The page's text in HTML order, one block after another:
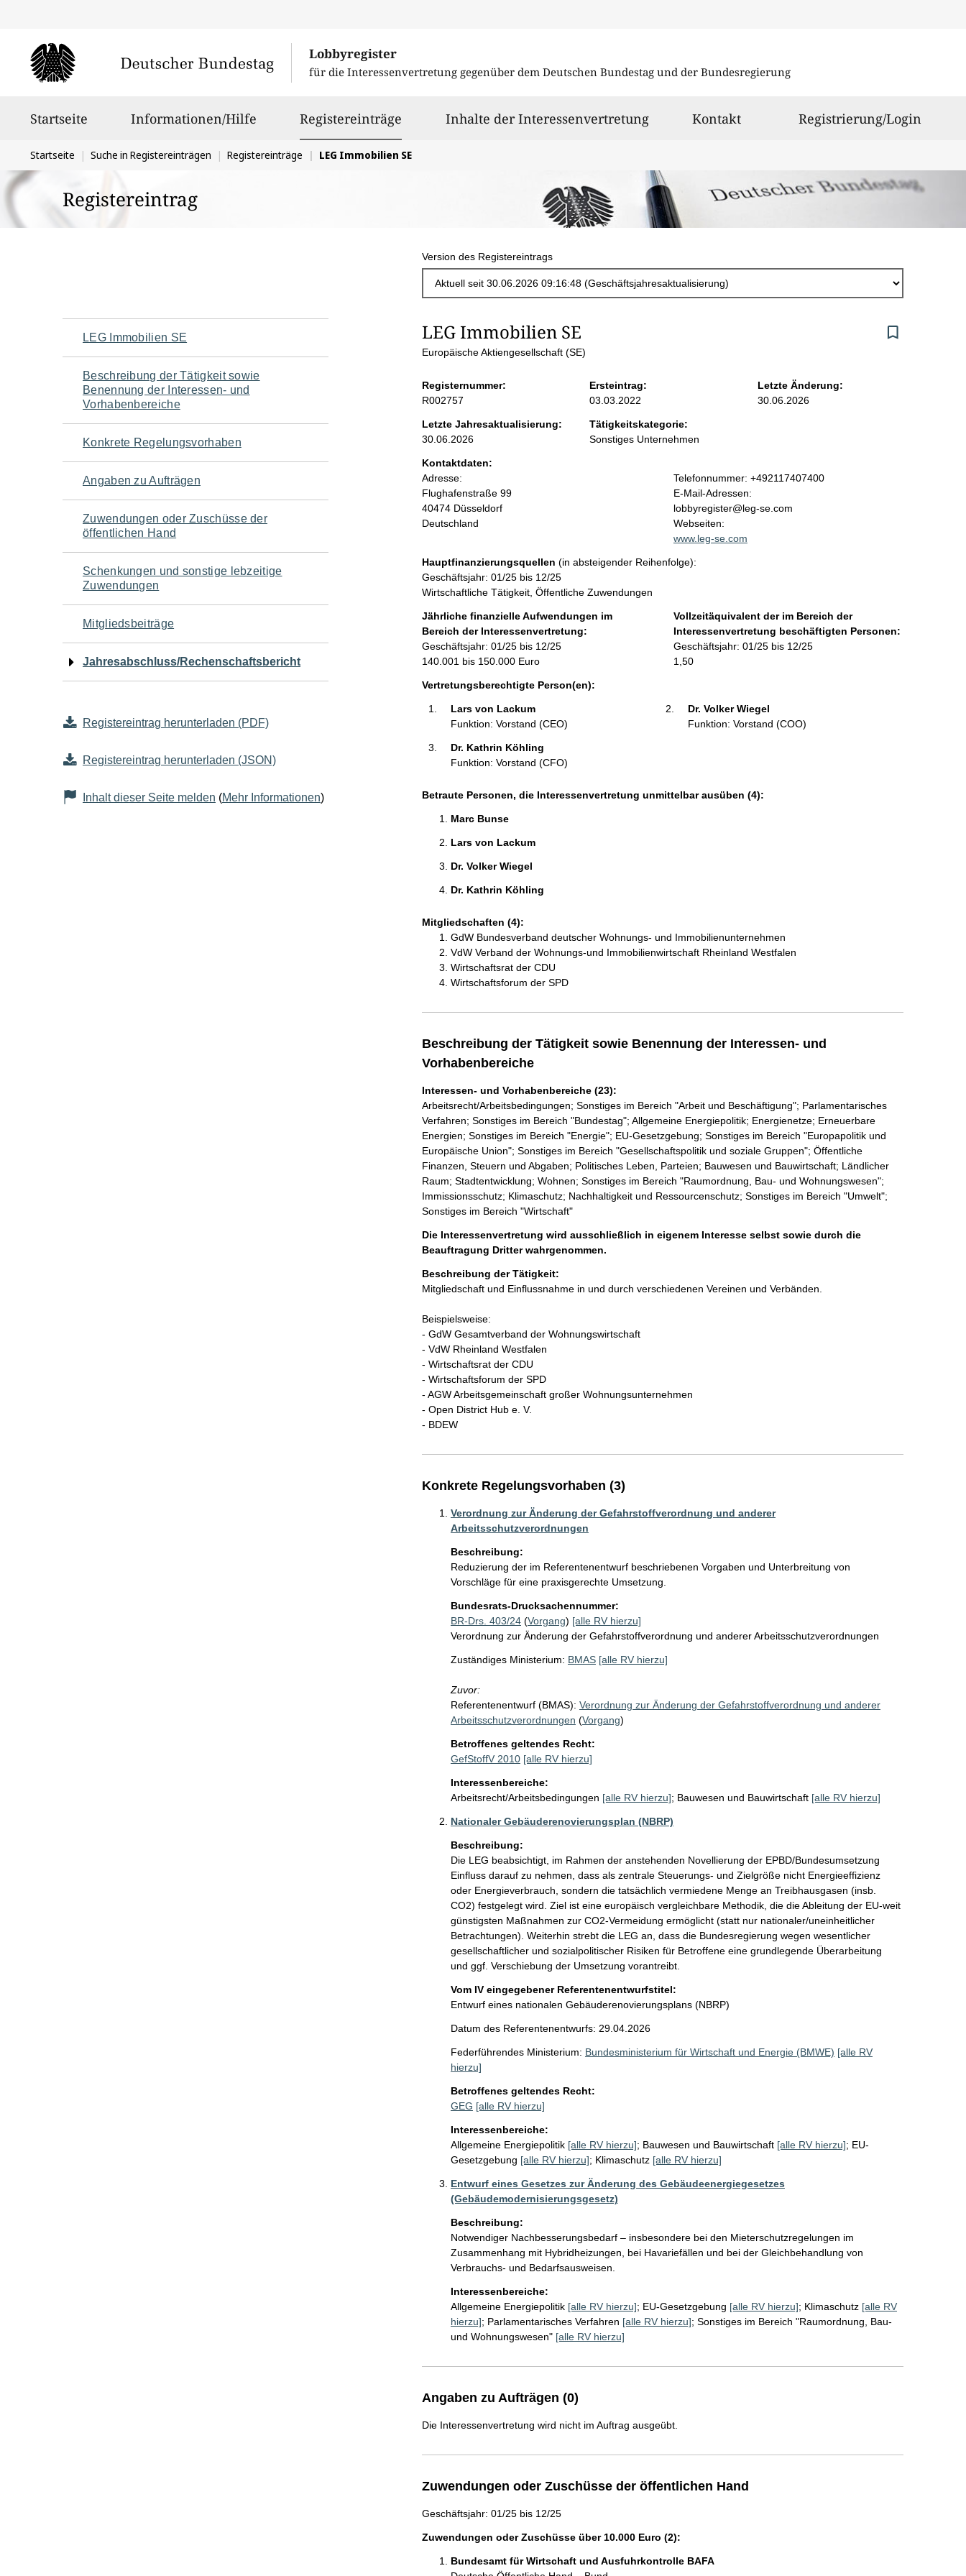
Lobbyregister
für die Interessenvertretung gegenüber dem Deutschen Bundestag und der Bundesregierung
Startseite Informationen/Hilfe Registereinträge ausgewähltInhalte der Interessenvertretung Kontakt Registrierung/Login
Sie
befinden
sich
hier:
Startseite Suche in Registereinträgen Registereinträge LEG Immobilien SE
Registereintrag
Version des Registereintrags
Navigation
für
den
Seiteninhalt
LEG Immobilien SE
Beschreibung der Tätigkeit sowie
Benennung der Interessen- und
Vorhabenbereiche
Konkrete Regelungsvorhaben
Angaben zu Aufträgen
Zuwendungen oder Zuschüsse der
öffentlichen Hand
Schenkungen und sonstige lebzeitige
Zuwendungen
Mitgliedsbeiträge
Jahresabschluss/Rechenschaftsbericht
Registereintrag herunterladen (PDF)
Registereintrag herunterladen (JSON)
Inhalt dieser Seite melden (Mehr Informationen)
S
i
t
e
n
i
n
h
a
l
LEG Immobilien SE
Europäische Aktiengesellschaft (SE)
Registernummer:
R002757
Ersteintrag:
03.03.2022
Letzte Änderung:
30.06.2026
Letzte Jahresaktualisierung:
30.06.2026
Tätigkeitskategorie:
Sonstiges Unternehmen
Kontaktdaten:
Adresse:
Flughafenstraße 99
40474 Düsseldorf
Deutschland
K
o
n
t
a
t
f
o
r
m
Telefonnummer: +492117407400
E-Mail-Adressen:
lobbyregister@leg-se.com
Webseiten:
www.leg-se.com
Hauptfinanzierungsquellen (in absteigender Reihenfolge):
Geschäftsjahr: 01/25 bis 12/25
Wirtschaftliche Tätigkeit, Öffentliche Zuwendungen
Jährliche finanzielle Aufwendungen im
Bereich der Interessenvertretung:
Geschäftsjahr: 01/25 bis 12/25
140.001 bis 150.000 Euro
Vollzeitäquivalent der im Bereich der
Interessenvertretung beschäftigten Personen:
Geschäftsjahr: 01/25 bis 12/25
1,50
Vertretungsberechtigte Person(en):
Lars von Lackum
Funktion: Vorstand (CEO)
Dr. Volker Wiegel
Funktion: Vorstand (COO)
Dr. Kathrin Köhling
Funktion: Vorstand (CFO)
Betraute Personen, die Interessenvertretung unmittelbar ausüben (4):
Marc Bunse
Lars von Lackum
Dr. Volker Wiegel
Dr. Kathrin Köhling
Mitgliedschaften (4):
GdW Bundesverband deutscher Wohnungs- und Immobilienunternehmen
VdW Verband der Wohnungs-und Immobilienwirtschaft Rheinland Westfalen
Wirtschaftsrat der CDU
Wirtschaftsforum der SPD
Beschreibung der Tätigkeit sowie Benennung der Interessen- und
Vorhabenbereiche
Interessen- und Vorhabenbereiche (23):
Arbeitsrecht/Arbeitsbedingungen; Sonstiges im Bereich "Arbeit und Beschäftigung"; Parlamentarisches
Verfahren; Sonstiges im Bereich "Bundestag"; Allgemeine Energiepolitik; Energienetze; Erneuerbare
Energien; Sonstiges im Bereich "Energie"; EU-Gesetzgebung; Sonstiges im Bereich "Europapolitik und
Europäische Union"; Sonstiges im Bereich "Gesellschaftspolitik und soziale Gruppen"; Öffentliche
Finanzen, Steuern und Abgaben; Politisches Leben, Parteien; Bauwesen und Bauwirtschaft; Ländlicher
Raum; Stadtentwicklung; Wohnen; Sonstiges im Bereich "Raumordnung, Bau- und Wohnungswesen";
Immissionsschutz; Klimaschutz; Nachhaltigkeit und Ressourcenschutz; Sonstiges im Bereich "Umwelt";
Sonstiges im Bereich "Wirtschaft"
Die Interessenvertretung wird ausschließlich in eigenem Interesse selbst sowie durch die
Beauftragung Dritter wahrgenommen.
Beschreibung der Tätigkeit:
Mitgliedschaft und Einflussnahme in und durch verschiedenen Vereinen und Verbänden.
Beispielsweise:
- GdW Gesamtverband der Wohnungswirtschaft
- VdW Rheinland Westfalen
- Wirtschaftsrat der CDU
- Wirtschaftsforum der SPD
- AGW Arbeitsgemeinschaft großer Wohnungsunternehmen
- Open District Hub e. V.
- BDEW
Konkrete Regelungsvorhaben (3)
Verordnung zur Änderung der Gefahrstoffverordnung und anderer
Arbeitsschutzverordnungen
Beschreibung:
Reduzierung der im Referentenentwurf beschriebenen Vorgaben und Unterbreitung von
Vorschläge für eine praxisgerechte Umsetzung.
Bundesrats-Drucksachennummer:
BR-Drs. 403/24(Vorgang) [alle RV hierzu]
Verordnung zur Änderung der Gefahrstoffverordnung und anderer Arbeitsschutzverordnungen
Zuständiges Ministerium: BMAS [alle RV hierzu]
Zuvor:
Referentenentwurf (BMAS): Verordnung zur Änderung der Gefahrstoffverordnung und anderer
Arbeitsschutzverordnungen (Vorgang)
Betroffenes geltendes Recht:
GefStoffV 2010 [alle RV hierzu]
Interessenbereiche:
Arbeitsrecht/Arbeitsbedingungen [alle RV hierzu]; Bauwesen und Bauwirtschaft [alle RV hierzu]
Nationaler Gebäuderenovierungsplan (NBRP)
Beschreibung:
Die LEG beabsichtigt, im Rahmen der anstehenden Novellierung der EPBD/Bundesumsetzung
Einfluss darauf zu nehmen, dass als zentrale Steuerungs- und Zielgröße nicht Energieeffizienz
oder Energieverbrauch, sondern die tatsächlich vermiedene Menge an Treibhausgasen (insb.
CO2) festgelegt wird. Ziel ist eine europäisch vergleichbare Methodik, die die Ableitung der EU-weit
günstigsten Maßnahmen zur CO2-Vermeidung ermöglicht (statt nur nationaler/uneinheitlicher
Betrachtungen). Weiterhin strebt die LEG an, dass die Bundesregierung wegen wesentlicher
gesellschaftlicher und sozialpolitischer Risiken für Betroffene eine grundlegende Überarbeitung
und ggf. Verschiebung der Umsetzung vorantreibt.
Vom IV eingegebener Referentenentwurfstitel:
Entwurf eines nationalen Gebäuderenovierungsplans (NBRP)
Datum des Referentenentwurfs: 29.04.2026
Federführendes Ministerium: Bundesministerium für Wirtschaft und Energie (BMWE) [alle RV
hierzu]
Betroffenes geltendes Recht:
GEG [alle RV hierzu]
Interessenbereiche:
Allgemeine Energiepolitik [alle RV hierzu]; Bauwesen und Bauwirtschaft [alle RV hierzu]; EU-
Gesetzgebung [alle RV hierzu]; Klimaschutz [alle RV hierzu]
Entwurf eines Gesetzes zur Änderung des Gebäudeenergiegesetzes
(Gebäudemodernisierungsgesetz)
Beschreibung:
Notwendiger Nachbesserungsbedarf – insbesondere bei den Mieterschutzregelungen im
Zusammenhang mit Hybridheizungen, bei Havariefällen und bei der Gleichbehandlung von
Verbrauchs- und Bedarfsausweisen.
Interessenbereiche:
Allgemeine Energiepolitik [alle RV hierzu]; EU-Gesetzgebung [alle RV hierzu]; Klimaschutz [alle RV
hierzu]; Parlamentarisches Verfahren [alle RV hierzu]; Sonstiges im Bereich "Raumordnung, Bau-
und Wohnungswesen" [alle RV hierzu]
Angaben zu Aufträgen (0)
Die Interessenvertretung wird nicht im Auftrag ausgeübt.
Zuwendungen oder Zuschüsse der öffentlichen Hand
Geschäftsjahr: 01/25 bis 12/25
Zuwendungen oder Zuschüsse über 10.000 Euro (2):
Bundesamt für Wirtschaft und Ausfuhrkontrolle BAFA